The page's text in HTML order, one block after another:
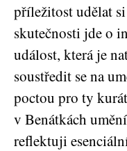
příležitost udělat
skutečnosti jde o
událost, která je
soustředit se na
poctou pro ty
v Benátkách
reflektuji